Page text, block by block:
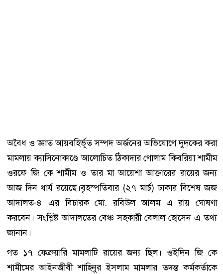
অবৈধ ও জ্ঞাত আয়বহির্ভূত সম্পদ অর্জনের অভিযোগে দুদকের করা
মামলায় ক্যাসিনোকাণ্ডে আলোচিত ঠিকাদার গোলাম কিবরিয়া শামীম
ওরফে জি কে শামীম ও তার মা আয়েশা আক্তারের রায়ের জন্য
আজ দিন ধার্য রয়েছে।বৃহস্পতিবার (২৭ মার্চ) ঢাকার বিশেষ জজ
আদালত-৪ এর বিচারক মো. রবিউল আলম এ রায় ঘোষণা
করবেন। সংশ্লিষ্ট আদালতের বেঞ্চ সহকারী বেলাল হোসেন এ তথ্য
জানান।
গত ১৭ ফেব্রুয়ারি মামলাটি রায়ের জন্য ছিল। ওইদিন জি কে
শামীমের আইনজীবী শাহিনুর ইসলাম মামলার তদন্ত কর্মকর্তাকে